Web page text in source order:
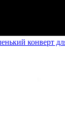
конверт